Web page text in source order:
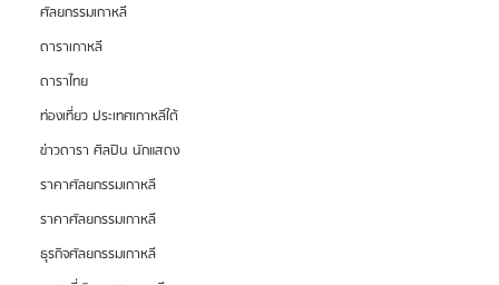
ศัลยกรรมเกาหลี
ดาราเกาหลี
ดาราไทย
ท่องเที่ยว ประเทศเกาหลีใต้
ข่าวดารา ศิลปิน นักแสดง
ราคาศัลยกรรมเกาหลี
ราคาศัลยกรรมเกาหลี
ธุรกิจศัลยกรรมเกาหลี